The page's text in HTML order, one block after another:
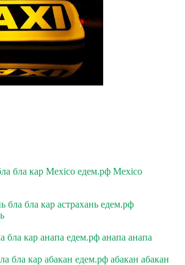
бла кар Mexico едем.рф Mexico
бла бла кар астрахань едем.рф
бла кар анапа едем.рф анапа анапа
бла кар абакан едем.рф абакан абакан